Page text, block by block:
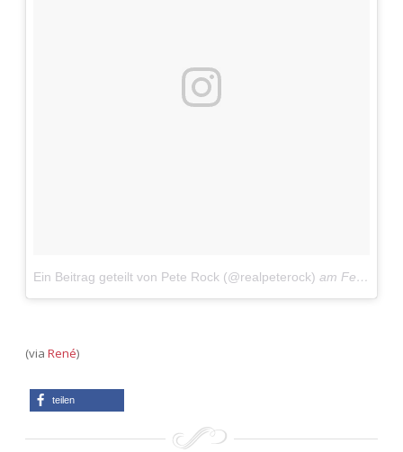
Ein Beitrag geteilt von Pete Rock (@realpeterock) am Feb 22, 2018 um 3:13 PST
(via René)
teilen